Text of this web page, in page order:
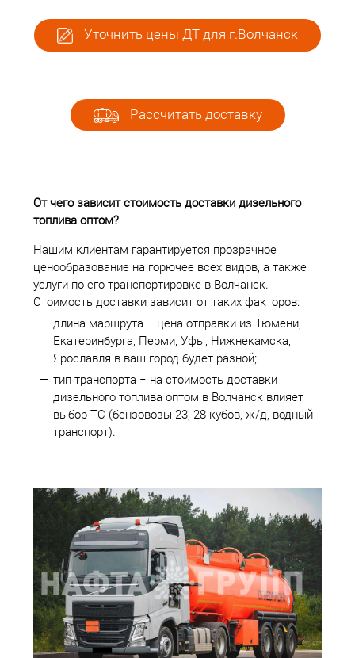
Уточнить цены ДТ для г.Волчанск
Рассчитать доставку
От чего зависит стоимость доставки дизельного
топлива оптом?
Нашим клиентам гарантируется прозрачное
ценообразование на горючее всех видов, а также
услуги по его транспортировке в Волчанск.
Стоимость доставки зависит от таких факторов:
длина маршрута − цена отправки из Тюмени,
Екатеринбурга, Перми, Уфы, Нижнекамска,
Ярославля в ваш город будет разной;
тип транспорта − на стоимость доставки
дизельного топлива оптом в Волчанск влияет
выбор ТС (бензовозы 23, 28 кубов, ж/д, водный
транспорт).